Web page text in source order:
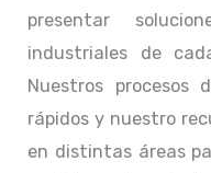
presentar
industriales de
Nuestros procesos
rápidos y nuestro
en distintas áreas